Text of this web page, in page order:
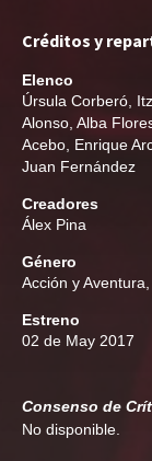
Créditos y
Elenco
Úrsula Corberó
Alonso Alba
Acebo Enrique
Juan Fernández
Creadores
Álex Pina
Género
Acción y Aventura
Estreno
02 de May 2017
Consenso de
No disponible.